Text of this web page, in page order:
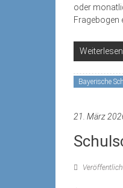
oder
Fragebogen
Weiterlesen
Bayerische
21. März